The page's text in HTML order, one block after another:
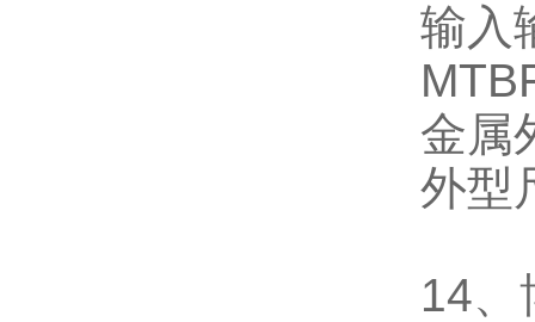
输入
金属
外型
14、